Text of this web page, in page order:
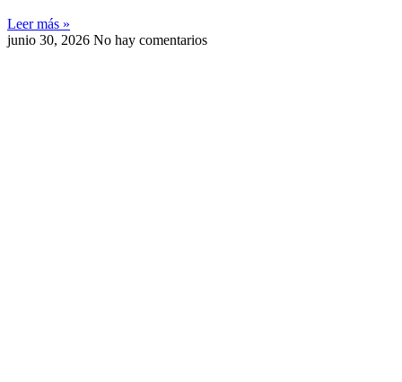
Leer más »
junio 30, 2026 No hay comentarios